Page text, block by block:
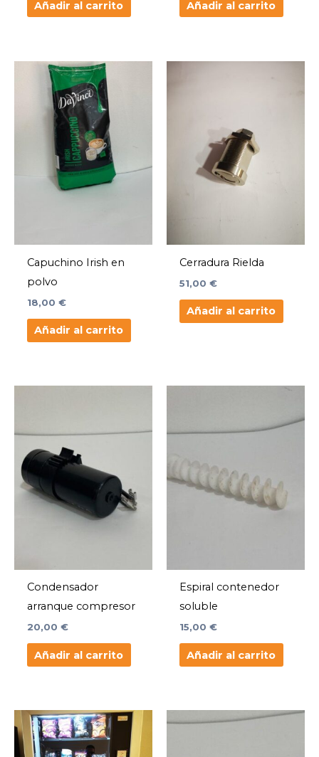
Añadir al carrito Añadir al carrito
Capuchino Irish en
polvo
18,00 €
Añadir al carrito
Cerradura Rielda
51,00 €
Añadir al carrito
Condensador
arranque compresor
20,00 €
Añadir al carrito
Espiral contenedor
soluble
15,00 €
Añadir al carrito